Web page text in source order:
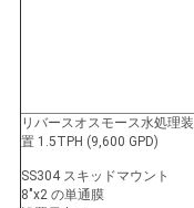
リバースオスモース水処理装
置 1.5TPH (9,600 GPD)
SS304 スキッドマウント
8"x2 の単通膜